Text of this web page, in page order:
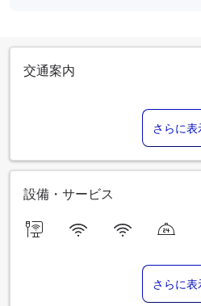
交通案内
さらに表
設備・サービス
さらに表